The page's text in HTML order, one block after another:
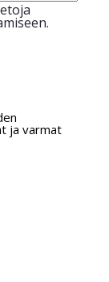
ja varmat